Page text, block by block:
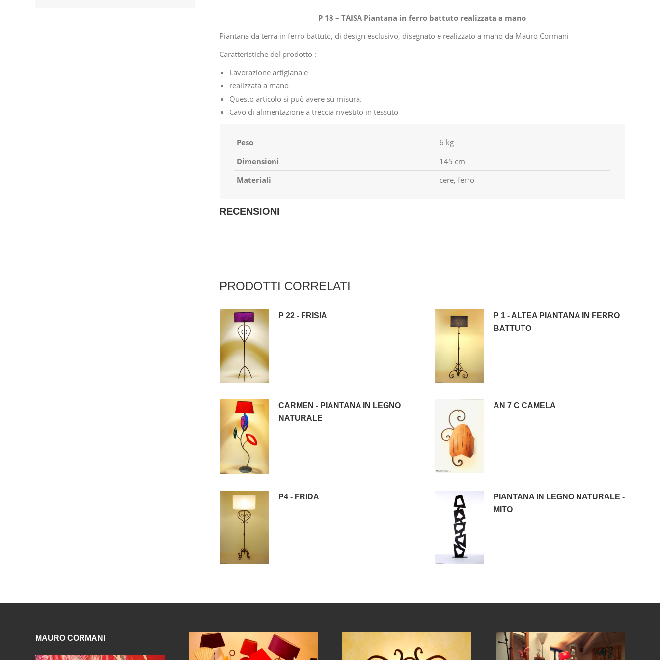
P 18 – TAISA Piantana in ferro battuto realizzata a mano
Piantana da terra in ferro battuto, di design esclusivo, disegnato e realizzato a mano da Mauro Cormani
Caratteristiche del prodotto :
Lavorazione artigianale
realizzata a mano
Questo articolo si può avere su misura.
Cavo di alimentazione a treccia rivestito in tessuto
Peso
6 kg
Dimensioni
145 cm
Materiali
cere, ferro
RECENSIONI
PRODOTTI CORRELATI
P 22 - FRISIA
P 1 - ALTEA PIANTANA IN FERRO
BATTUTO
CARMEN - PIANTANA IN LEGNO
NATURALE
AN 7 C CAMELA
P4 - FRIDA
PIANTANA IN LEGNO NATURALE -
MITO
MAURO CORMANI